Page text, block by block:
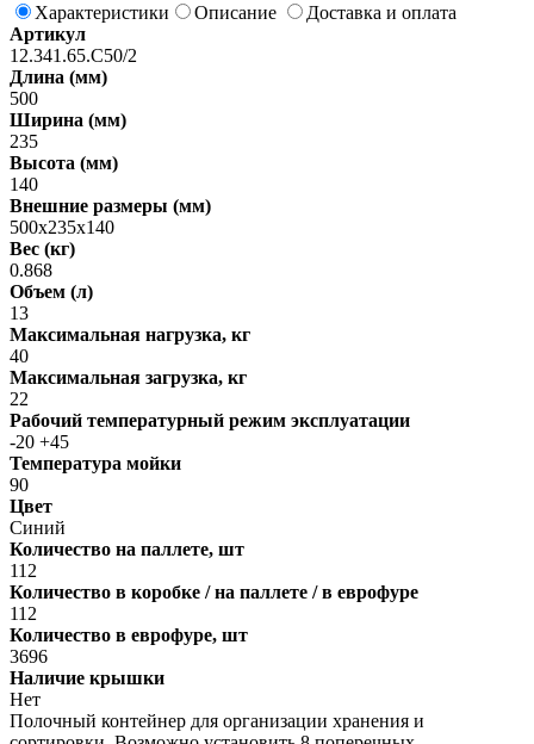
Характеристики
Описание
Доставка и оплата
Артикул
12.341.65.С50/2
Длина (мм)
500
Ширина (мм)
235
Высота (мм)
140
Внешние размеры (мм)
500х235х140
Вес (кг)
0.868
Объем (л)
13
Максимальная нагрузка, кг
40
Максимальная загрузка, кг
22
Рабочий температурный режим эксплуатации
-20 +45
Температура мойки
90
Цвет
Синий
Количество на паллете, шт
112
Количество в коробке / на паллете / в еврофуре
112
Количество в еврофуре, шт
3696
Наличие крышки
Нет
Полочный контейнер для организации хранения и